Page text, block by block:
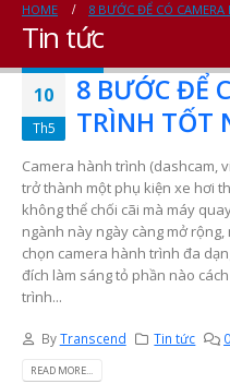
HOME 8 BƯỚC ĐỂ CÓ
Tin tức
10
Th5
8 BƯỚC ĐỂ
TRÌNH TỐT
Camera hành trình (dashcam,
trở thành một phụ kiện xe hơi
không thể chối cãi mà máy
ngành này ngày càng mở
chọn camera hành trình đa
đích làm sáng tỏ phần nào
trình...
ByTranscend Tin tức
READ MORE...